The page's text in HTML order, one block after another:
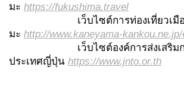
มะ https://fukushima.travel
เว็บไซต์การท่องเที่ยวเมือง
มะ http://www.kaneyama-kankou.ne.jp/
เว็บไซต์องค์การส่งเสริมการ
ประเทศญี่ปุ่น https://www.jnto.or.th